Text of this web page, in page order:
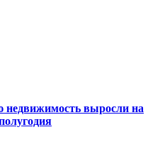
недвижимость выросли на